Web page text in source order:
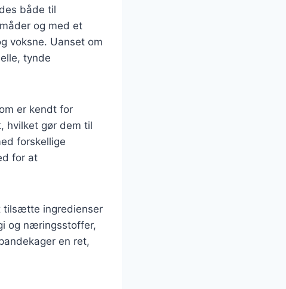
både til
og med et
voksne. Uanset om
tynde
er kendt for
hvilket gør dem til
forskellige
for at
tilsætte ingredienser
og næringsstoffer,
en ret,